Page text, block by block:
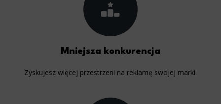
Mniejsza konkurencja
Zyskujesz więcej przestrzeni na reklamę swojej marki.